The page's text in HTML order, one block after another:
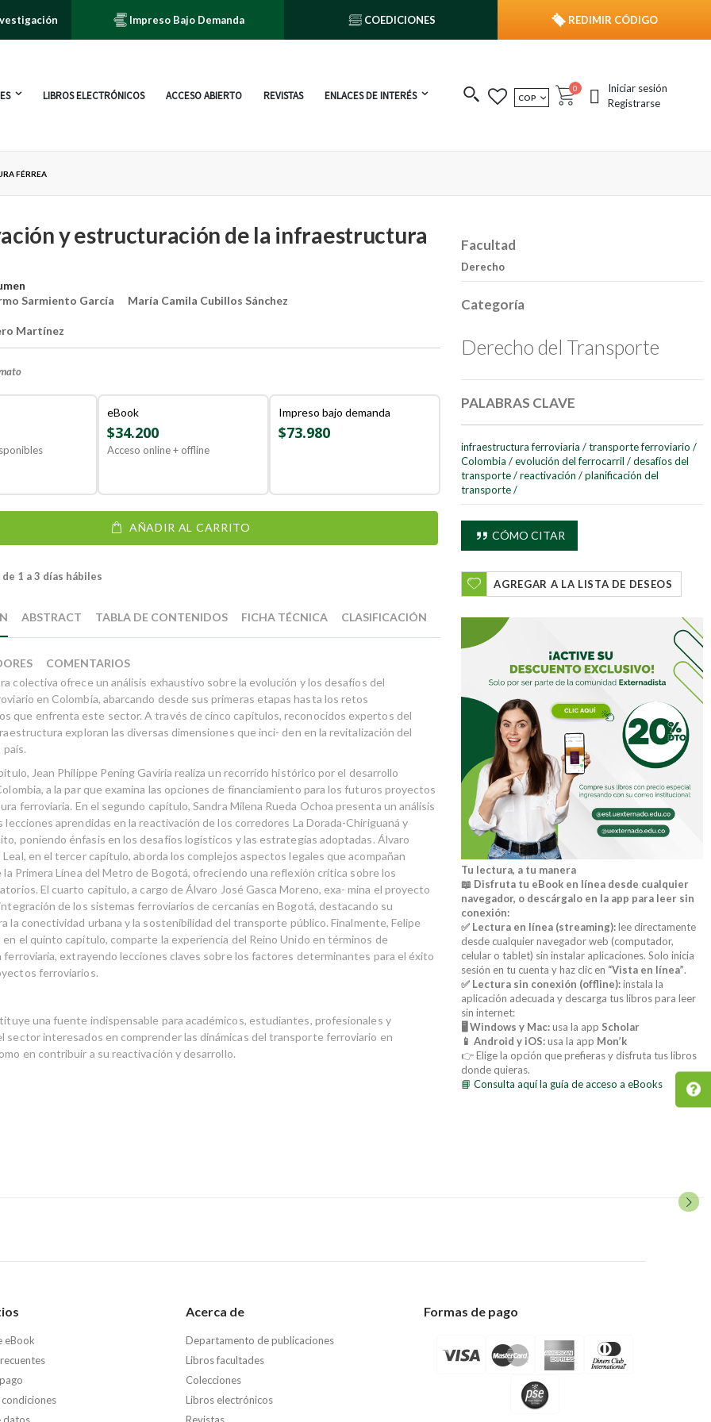
Impreso Bajo Demanda COEDICIONES REDIMIR CÓDIGO
LIBROS ELECTRÓNICOS ACCESO ABIERTO REVISTAS ENLACES DE INTERÉS MONEDA
COP Cart
0 publicacionesIniciar sesión
Registrarse
FÉRREA
y estructuración de la infraestructura
Sarmiento García
María Camila Cubillos Sánchez
Martínez
eBook
$34.200
Acceso online + offline
Impreso bajo demanda
$73.980
AÑADIR AL CARRITO
1 a 3 días hábiles
colectiva ofrece un análisis exhaustivo sobre la evolución y los desafíos del
en Colombia, abarcando desde sus primeras etapas hasta los retos
que enfrenta este sector. A través de cinco capítulos, reconocidos expertos del
exploran las diversas dimensiones que inci- den en la revitalización del
Jean Philippe Pening Gaviria realiza un recorrido histórico por el desarrollo
a la par que examina las opciones de financiamiento para los futuros proyectos
ferroviaria. En el segundo capítulo, Sandra Milena Rueda Ochoa presenta un análisis
lecciones aprendidas en la reactivación de los corredores La Dorada-Chiriguaná y
poniendo énfasis en los desafíos logísticos y las estrategias adoptadas. Álvaro
en el tercer capítulo, aborda los complejos aspectos legales que acompañan
la Primera Línea del Metro de Bogotá, ofreciendo una reflexión crítica sobre los
El cuarto capitulo, a cargo de Álvaro José Gasca Moreno, exa- mina el proyecto
de los sistemas ferroviarios de cercanías en Bogotá, destacando su
la conectividad urbana y la sostenibilidad del transporte público. Finalmente, Felipe
el quinto capítulo, comparte la experiencia del Reino Unido en términos de
extrayendo lecciones claves sobre los factores determinantes para el éxito
ferroviarios.
una fuente indispensable para académicos, estudiantes, profesionales y
sector interesados en comprender las dinámicas del transporte ferroviario en
en contribuir a su reactivación y desarrollo.
ABSTRACT TABLA DE CONTENIDOS FICHA TÉCNICA CLASIFICACIÓN
COMENTARIOS
Facultad
Derecho
Categoría
Derecho del Transporte
PALABRAS CLAVE
infraestructura ferroviaria / transporte ferroviario /
Colombia / evolución del ferrocarril / desafíos del
transporte / reactivación / planificación del
transporte /
CÓMO CITAR
AGREGAR A LA LISTA DE DESEOS
Tu lectura, a tu manera
📖 Disfruta tu eBook en línea desde cualquier
navegador, o descárgalo en la app para leer sin
conexión:
✅ Lectura en línea (streaming):lee directamente
desde cualquier navegador web (computador,
celular o tablet) sin instalar aplicaciones. Solo inicia
sesión en tu cuenta y haz clic en “Vista en línea”.
✅ Lectura sin conexión (offline):instala la
aplicación adecuada y descarga tus libros para leer
sin internet:
🖥️ Windows y Mac:usa la app Scholar
📱 Android y iOS:usa la app Mon’k
👉 Elige la opción que prefieras y disfruta tus libros
donde quieras.
📘 Consulta aquí la guía de acceso a eBooks
eBook
datos
Acerca de
Departamento de publicaciones
Libros facultades
Colecciones
Libros electrónicos
Revistas
Formas de pago